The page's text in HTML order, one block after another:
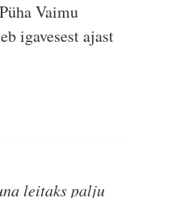
Vaimu
igavesest ajast
leitaks palju